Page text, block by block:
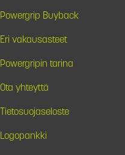
Powergrip Buyback
Eri vakausasteet
Powergripin tarina
Ota yhteyttä
Tietosuojaseloste
Logopankki